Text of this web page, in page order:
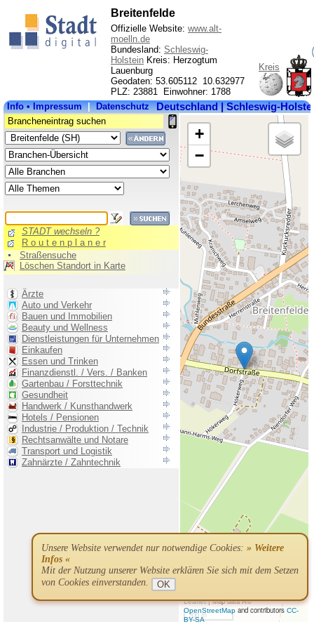
Breitenfelde
Offizielle Website: www.alt-
moelln.de
Bundesland: Schleswig-
Holstein Kreis: Herzogtum
Lauenburg
Geodaten: 53.605112 10.632977
PLZ: 23881 Einwohner: 1788
Kreis
Unsere Website verwendet nur notwendige Cookies: » Weitere
Infos «
Mit der Nutzung unserer Website erklären Sie sich mit dem Setzen
von Cookies einverstanden.
OK